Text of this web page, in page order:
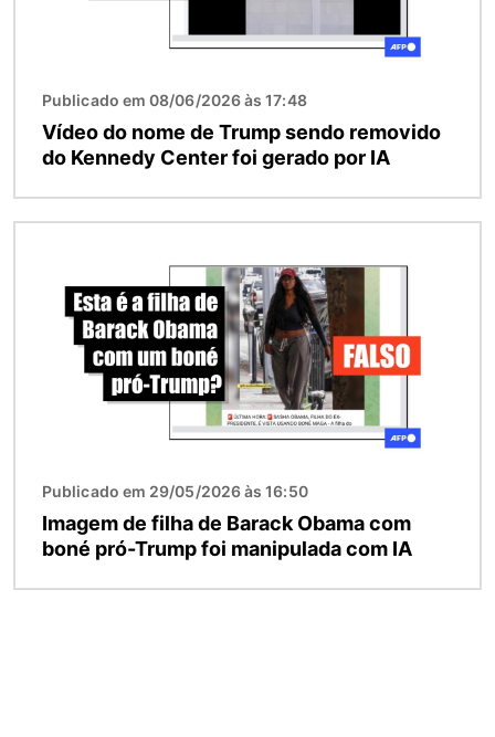
Publicado em 08/06/2026 às 17:48
Vídeo do nome de Trump sendo removido
do Kennedy Center foi gerado por IA
Publicado em 29/05/2026 às 16:50
Imagem de filha de Barack Obama com
boné pró-Trump foi manipulada com IA